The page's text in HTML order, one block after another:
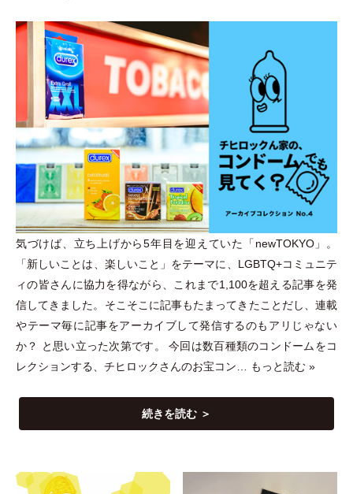
気づけば、立ち上げから5年目を迎えていた 「 newTOKYO」 。
「新しいことは、楽しいこと 」 をテーマに、LGBTQ+コミュニテ
ィの皆さんに協力を得ながら、これまで1,100を超える記事を発
信してきました。そこそこに記事もたまってきたことだし、連載
やテーマ毎に記事をアーカイブして発信するのもアリじゃない
か？ と思い立った次第です。 今回は数百種類のコンドームをコ
レクションする、チヒロックさんのお宝コン… もっと読む »
続きを読む ＞